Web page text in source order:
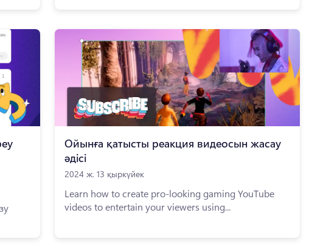
Ойынға қатысты реакция видеосын жасау
әдісі
2024 ж. 13 қыркүйек
Learn how to create pro-looking gaming YouTube
videos to entertain your viewers using...